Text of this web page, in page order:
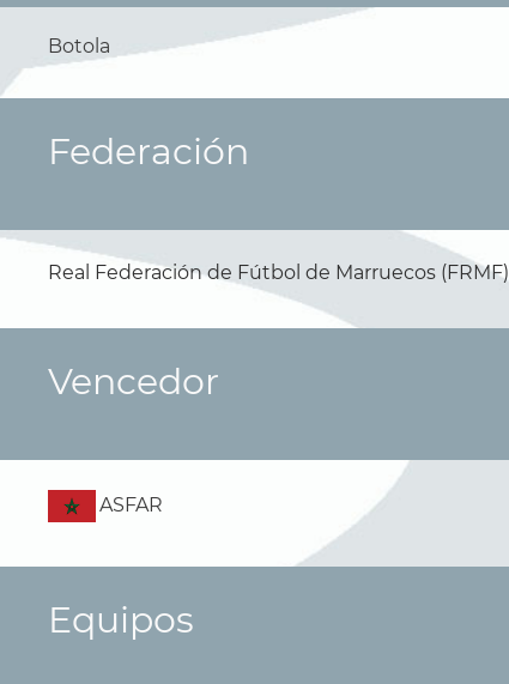
Botola
Federación
Real Federación de Fútbol de Marruecos (FRMF)
Vencedor
ASFAR
Equipos